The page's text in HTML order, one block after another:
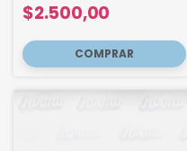
$2.500,00